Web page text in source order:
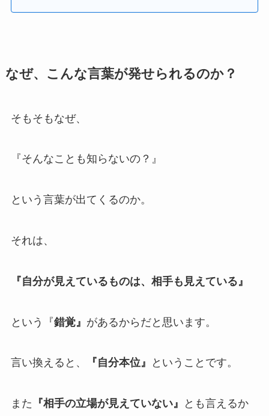
なぜ、こんな言葉が発せられるのか？
そもそもなぜ、
『そんなことも知らないの？』
という言葉が出てくるのか。
それは、
『自分が見えているものは、相手も見えている』
という『錯覚』 があるからだと思います。
言い換えると、 『自分本位』 ということです。
また 『相手の立場が見えていない』
とも言えるか